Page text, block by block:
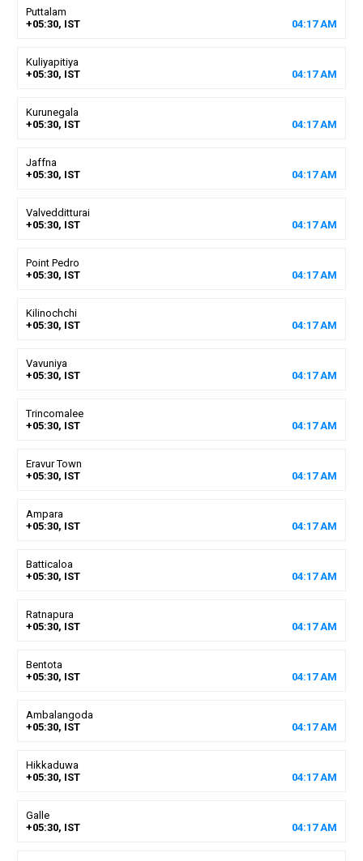
Puttalam
+05:30, IST
04:17AM
Kuliyapitiya
+05:30, IST
04:17AM
Kurunegala
+05:30, IST
04:17AM
Jaffna
+05:30, IST
04:17AM
Valvedditturai
+05:30, IST
04:17AM
Point Pedro
+05:30, IST
04:17AM
Kilinochchi
+05:30, IST
04:17AM
Vavuniya
+05:30, IST
04:17AM
Trincomalee
+05:30, IST
04:17AM
Eravur Town
+05:30, IST
04:17AM
Ampara
+05:30, IST
04:17AM
Batticaloa
+05:30, IST
04:17AM
Ratnapura
+05:30, IST
04:17AM
Bentota
+05:30, IST
04:17AM
Ambalangoda
+05:30, IST
04:17AM
Hikkaduwa
+05:30, IST
04:17AM
Galle
+05:30, IST
04:17AM